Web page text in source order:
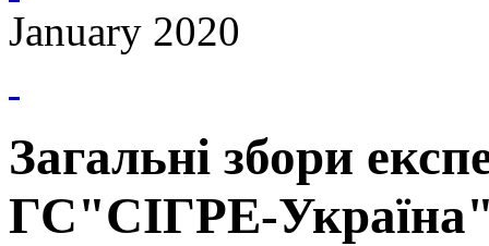
January 2020
Загальні збори
ГС"СІГРЕ-